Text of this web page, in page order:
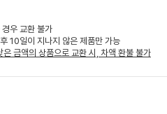
우 교환 불가
10일이 지나지 않은 제품만 가능
금액의 상품으로 교환 시, 차액 환불 불가